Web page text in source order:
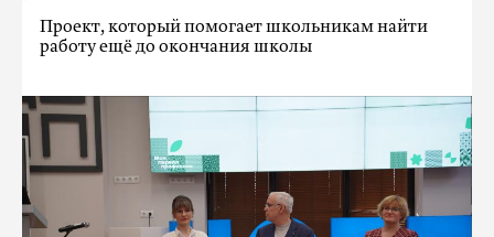
Проект, который помогает школьникам найти
работу ещё до окончания школы